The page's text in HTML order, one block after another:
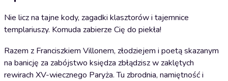
Nie licz na tajne kody, zagadki klasztorów i tajemnice
templariuszy. Komuda zabierze Cię do piekła!
Razem z Franciszkiem Villonem, złodziejem i poetą skazanym
na banicję za zabójstwo księdza zbłądzisz w zaklętych
rewirach XV-wiecznego Paryża. Tu zbrodnia, namiętność i